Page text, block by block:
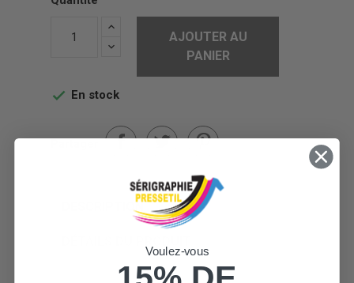
AJOUTER AU
PANIER
 En stock
DESCRIPTION
Voulez-vous